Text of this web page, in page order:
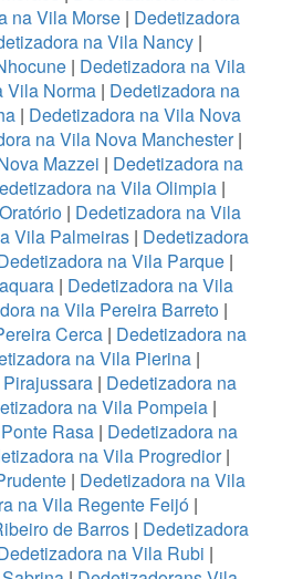
na Vila Morse | Dedetizadora
na Vila Nancy |
| Dedetizadora na Vila
Vila Norma | Dedetizadora na
| Dedetizadora na Vila Nova
na Vila Nova Manchester|
Mazzei | Dedetizadora na
na Vila Olimpia |
| Dedetizadora na Vila
Vila Palmeiras| Dedetizadora
na Vila Parque|
| Dedetizadora na Vila
na Vila Pereira Barreto|
Cerca| Dedetizadora na
na Vila Pierina|
| Dedetizadora na
na Vila Pompeia|
Rasa | Dedetizadora na
na Vila Progredior|
| Dedetizadora na Vila
na Vila Regente Feijó |
de Barros| Dedetizadora
na Vila Rubi |